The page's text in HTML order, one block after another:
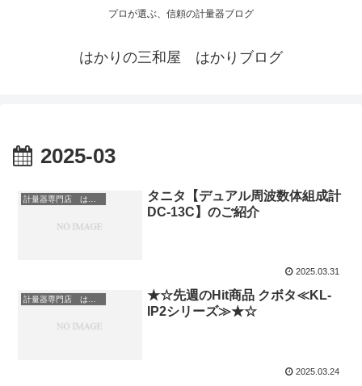
プロが選ぶ、信頼の計量器ブログ
はかりの三和屋 はかりブログ
2025-03
タニタ【デュアル周波数体組成計
DC-13C】のご紹介
2025.03.31
★☆先週のHit商品 クボタ≪KL-
IP2シリーズ≫★☆
2025.03.24